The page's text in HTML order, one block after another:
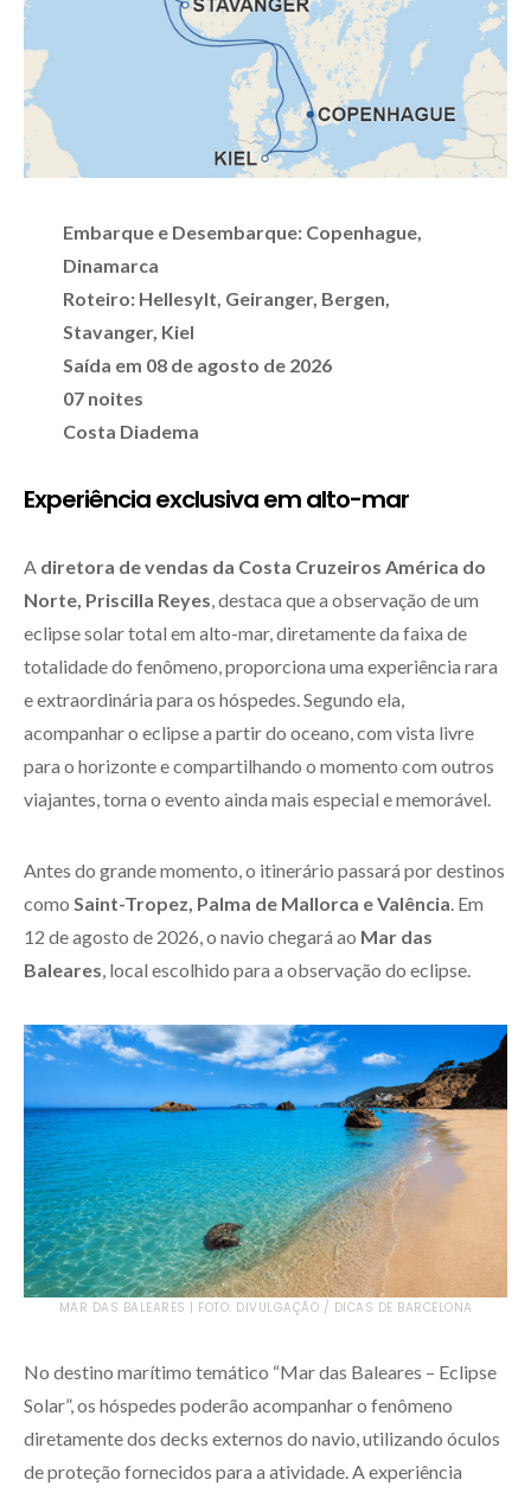
Embarque e Desembarque: Copenhague,
Dinamarca
Roteiro: Hellesylt, Geiranger, Bergen,
Stavanger, Kiel
Saída em 08 de agosto de 2026
07 noites
Costa Diadema
Experiência exclusiva em alto-mar
A diretora de vendas da Costa Cruzeiros América do
Norte, Priscilla Reyes, destaca que a observação de um
eclipse solar total em alto-mar, diretamente da faixa de
totalidade do fenômeno, proporciona uma experiência rara
e extraordinária para os hóspedes. Segundo ela,
acompanhar o eclipse a partir do oceano, com vista livre
para o horizonte e compartilhando o momento com outros
viajantes, torna o evento ainda mais especial e memorável.
Antes do grande momento, o itinerário passará por destinos
como Saint-Tropez, Palma de Mallorca e Valência. Em
12 de agosto de 2026, o navio chegará ao Mar das
Baleares, local escolhido para a observação do eclipse.
MAR DAS BALEARES | FOTO: DIVULGAÇÃO / DICAS DE BARCELONA
No destino marítimo temático “Mar das Baleares – Eclipse
Solar”, os hóspedes poderão acompanhar o fenômeno
diretamente dos decks externos do navio, utilizando óculos
de proteção fornecidos para a atividade. A experiência